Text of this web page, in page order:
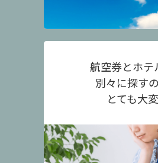
航空券とホテ
別々に探す
とても大変